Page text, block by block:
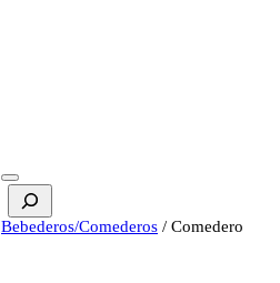
Bebederos/Comederos / Comedero